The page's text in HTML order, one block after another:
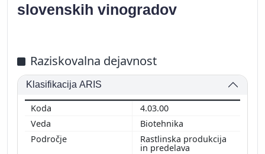
slovenskih vinogradov
Raziskovalna dejavnost
Klasifikacija ARIS
4.03.00
Biotehnika
Rastlinska produkcija
in predelava